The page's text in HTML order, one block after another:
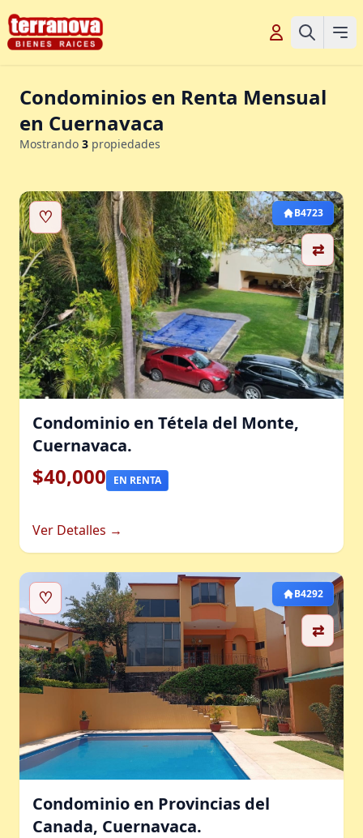
Condominios en Renta Mensual
en Cuernavaca
Mostrando 3 propiedades
♡
⇄
B4723
Condominio en Tétela del Monte,
Cuernavaca.
$40,000 EN RENTA
Ver Detalles →
♡
⇄
B4292
Condominio en Provincias del
Canada, Cuernavaca.